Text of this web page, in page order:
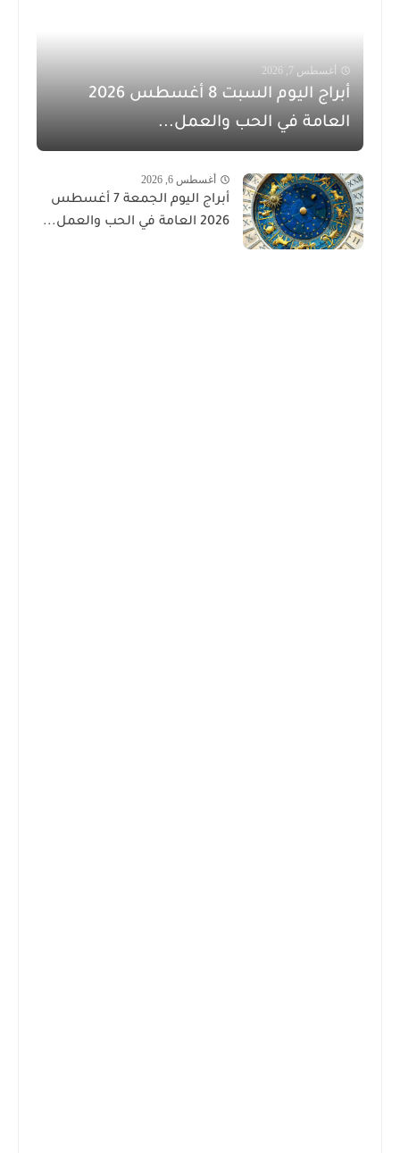
أغسطس 7, 2026
أبراج اليوم السبت 8 أغسطس 2026
العامة في الحب والعمل...
أغسطس 6, 2026
أبراج اليوم الجمعة 7 أغسطس
2026 العامة في الحب والعمل...